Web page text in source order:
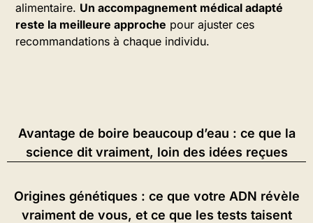
alimentaire. Un accompagnement médical adapté
reste la meilleure approche pour ajuster ces
recommandations à chaque individu.
Avantage de boire beaucoup d’eau : ce que la
science dit vraiment, loin des idées reçues
Origines génétiques : ce que votre ADN révèle
vraiment de vous, et ce que les tests taisent